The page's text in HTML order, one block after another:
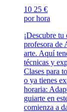
10 25 €
por hora
¡Descubre
profesora de
arte. Aquí
técnicas y
Clases para
o ya tienes
horaria:
guiarte en
comienza a